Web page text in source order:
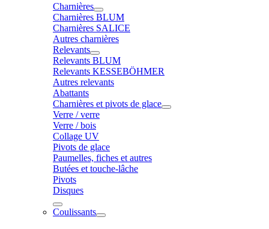
Charnières
Charnières BLUM
Charnières SALICE
Autres charnières
Relevants
Relevants BLUM
Relevants KESSEBÖHMER
Autres relevants
Abattants
Charnières et pivots de glace
Verre / verre
Verre / bois
Collage UV
Pivots de glace
Paumelles, fiches et autres
Butées et touche-lâche
Pivots
Disques
Coulissants